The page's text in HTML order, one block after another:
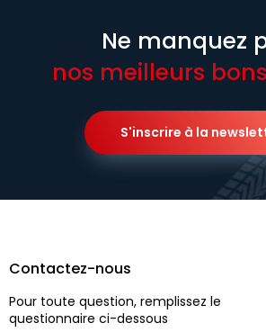
Ne manquez
nos meilleurs
S'inscrire à la
Contactez-nous
Pour toute question, remplissez le
questionnaire ci-dessous